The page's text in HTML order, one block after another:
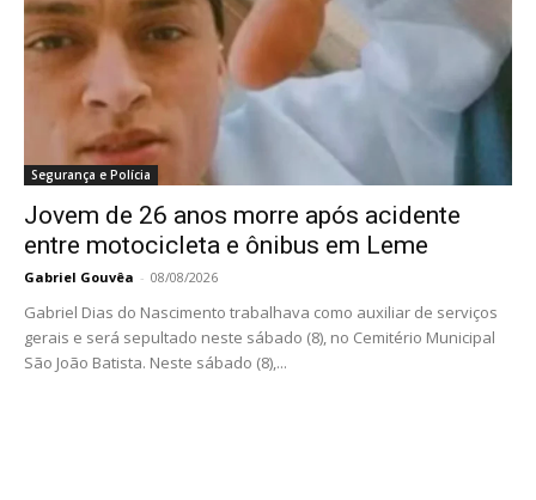
Segurança e Polícia
Jovem de 26 anos morre após acidente
entre motocicleta e ônibus em Leme
Gabriel Gouvêa - 08/08/2026
Gabriel Dias do Nascimento trabalhava como auxiliar de serviços
gerais e será sepultado neste sábado (8), no Cemitério Municipal
São João Batista. Neste sábado (8),...